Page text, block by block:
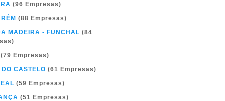
(96 Empresas)
(88 Empresas)
MADEIRA - FUNCHAL (84
(79 Empresas)
CASTELO (61 Empresas)
(59 Empresas)
(51 Empresas)